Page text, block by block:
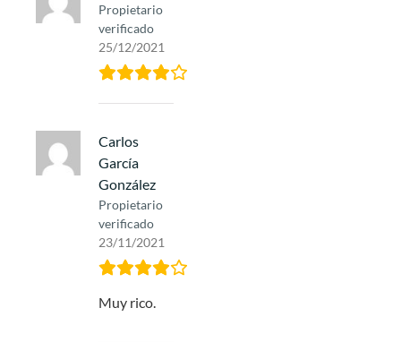
Propietario
verificado
25/12/2021
Carlos
García
González
Propietario
verificado
23/11/2021
Muy rico.